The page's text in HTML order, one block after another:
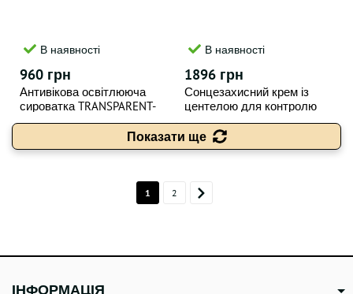
В наявності
960 грн
Антивікова освітлююча
сироватка TRANSPARENT-
LAB Ascorbic C15 30 мл
В наявності
1896 грн
Сонцезахисний крем із
центелою для контролю
жирності шкіри
TRANSPARENT-LAB OIL-
CONTROL ULTRA FLUID CICA
Показати ще
1 2
ІНФОРМАЦІЯ